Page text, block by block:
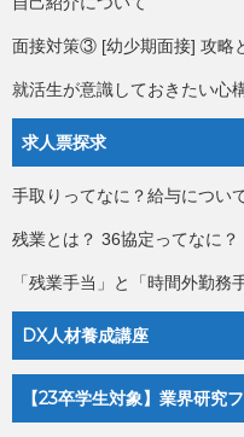
面接対策③ [幼少期面接] 攻略
就活生が意識しておきたい心
求人票探求
手取りってなに？給与につい
残業とは？ 36協定ってなに？
「残業手当」と「時間外勤務
DX人材養成講座
【23卒学生対象】業界研究